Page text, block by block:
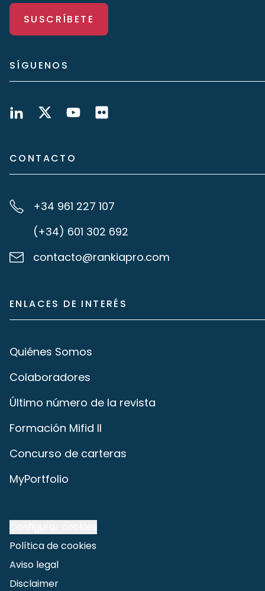
SUSCRÍBETE
SÍGUENOS
CONTACTO
+34 961 227 107
(+34) 601 302 692
contacto@rankiapro.com
ENLACES DE INTERÉS
Quiénes Somos
Colaboradores
Último número de la revista
Formación Mifid II
Concurso de carteras
MyPortfolio
Política de cookies
Aviso legal
Disclaimer